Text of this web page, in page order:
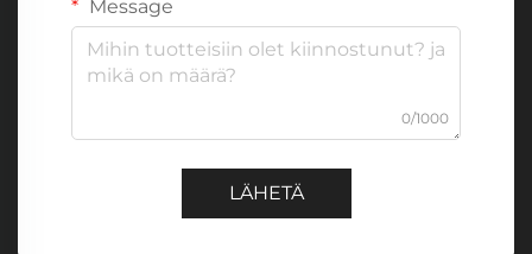
Message
0/1000
LÄHETÄ